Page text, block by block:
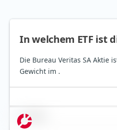
In welchem ETF ist
Die Bureau Veritas SA Aktie
Gewicht im .
Name